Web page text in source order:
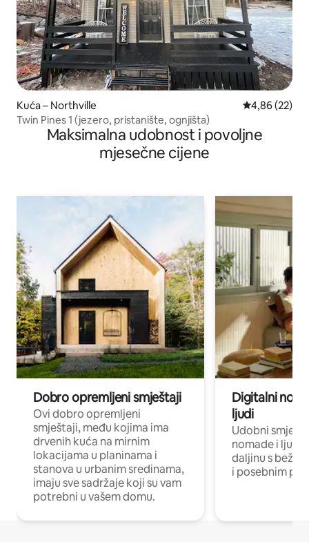
Kuća – Northville Prosječna
4,86 (22)
Twin Pines 1 (jezero, pristanište, ognjišta)
Maksimalna udobnost i povoljne
mjesečne cijene
Dobro opremljeni smještaji
Ovi dobro opremljeni
smještaji, među kojima ima
drvenih kuća na mirnim
lokacijama u planinama i
stanova u urbanim sredinama,
imaju sve sadržaje koji su vam
potrebni u vašem domu.
Digitalni
ljudi
Udobni
nomade i ljude
daljinu s
i posebnim